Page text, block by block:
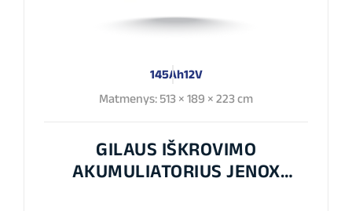
145Ah12V
Matmenys: 513 × 189 × 223 cm
GILAUS IŠKROVIMO
AKUMULIATORIUS JENOX